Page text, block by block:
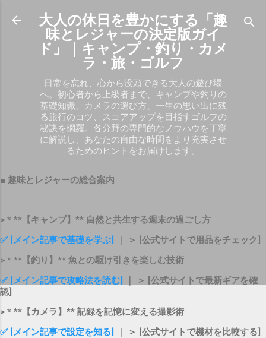
スキップしてメイン コンテンツに移動
大人の休日を豊かにする「趣
味とレジャーの決定版ガイ
ド」｜キャンプ・釣り・カメ
ラ・旅・ゴルフ
日常を忘れ、心から没頭できる大人の遊び場
へ。初心者から上級者まで、キャンプや釣りの
基礎知識、カメラの選び方、一生の思い出に残
る旅行のコツ、スコアアップを目指すゴルフの
秘訣を網羅。各分野の専門的なノウハウを丁寧
に解説し、あなたの自由な時間をより充実させ
るためのヒントをお届けします。
■ 趣味とレジャーの総合案内
> * **【キャンプ】** 自然と共生する週末の過ごし方
✅ [メイン記事で基礎を学ぶ]
｜ ＞ [公式サイトで用品をチェック]
> * **【釣り】** 魚との駆け引きを楽しむ技術
✅ [メイン記事で攻略法を読む]
｜ ＞ [公式サイトで最新ギアを確
認]
> * **【カメラ】** 記録を記憶に変える撮影術
✅ [メイン記事で設定を知る]
｜ ＞ [公式サイトで機材を比較する]